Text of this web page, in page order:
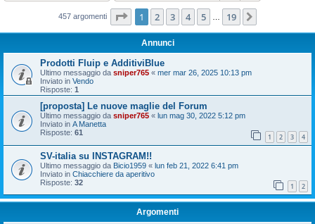
457 argomenti Pagina di 19
1 2 3 4 5 19
Annunci
Prodotti Fluip e AdditiviBlue
Ultimo messaggio da sniper765 « mer mar 26, 2025 10:13 pm
Inviato in Vendo
Risposte: 1
[proposta] Le nuove maglie del Forum
Ultimo messaggio da sniper765 « lun mag 30, 2022 5:12 pm
Inviato in A Manetta
Risposte: 61 1 2 3 4
SV-italia su INSTAGRAM!!
Ultimo messaggio da Bicio1959 « lun feb 21, 2022 6:41 pm
Inviato in Chiacchiere da aperitivo
Risposte: 32 1 2
Argomenti